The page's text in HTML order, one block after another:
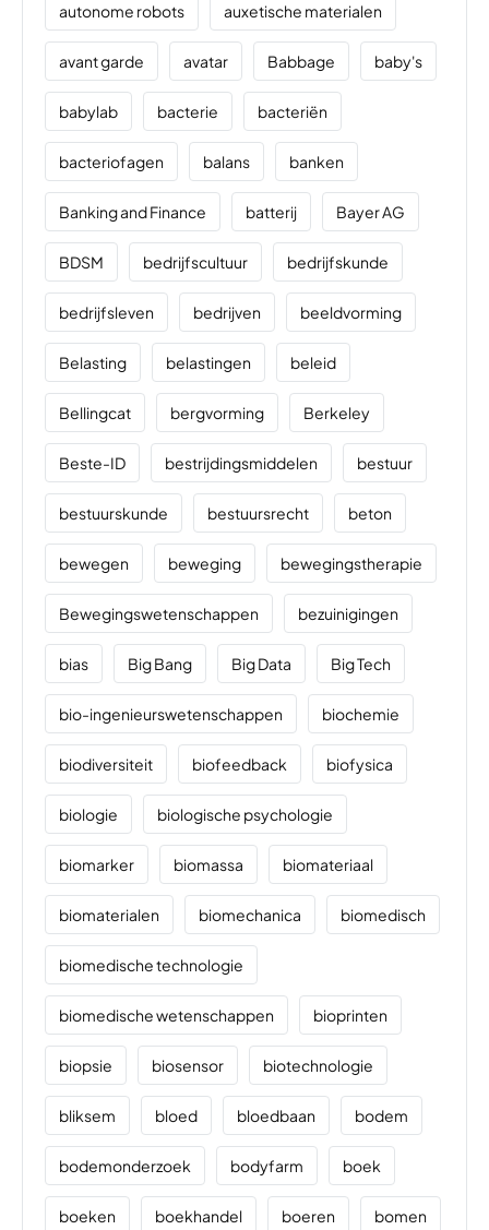
autonome robots auxetische materialen
avant garde avatar Babbage baby's
babylab bacterie bacteriën
bacteriofagen balans banken
Banking and Finance batterij Bayer AG
BDSM bedrijfscultuur bedrijfskunde
bedrijfsleven bedrijven beeldvorming
Belasting belastingen beleid
Bellingcat bergvorming Berkeley
Beste-ID bestrijdingsmiddelen bestuur
bestuurskunde bestuursrecht beton
bewegen beweging bewegingstherapie
Bewegingswetenschappen bezuinigingen
bias Big Bang Big Data Big Tech
bio-ingenieurswetenschappen biochemie
biodiversiteit biofeedback biofysica
biologie biologische psychologie
biomarker biomassa biomateriaal
biomaterialen biomechanica biomedisch
biomedische technologie
biomedische wetenschappen bioprinten
biopsie biosensor biotechnologie
bliksem bloed bloedbaan bodem
bodemonderzoek bodyfarm boek
boeken boekhandel boeren bomen